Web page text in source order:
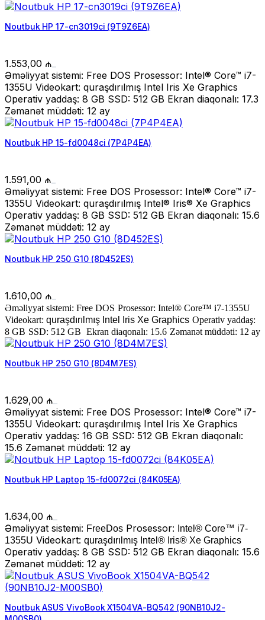
Noutbuk HP 17-cn3019ci (9T9Z6EA)
1.553,00 ₼
Əməliyyat sistemi: Free DOS Prosessor: Intel® Core™ i7-
1355U Videokart: quraşdırılmış Intel Iris Xe Graphics
Operativ yaddaş: 8 GB SSD: 512 GB Ekran diaqonalı: 17.3
Zəmanət müddəti: 12 ay
Noutbuk HP 15-fd0048ci (7P4P4EA)
1.591,00 ₼
Əməliyyat sistemi: Free DOS Prosessor: Intel® Core™ i7-
1355U Videokart: quraşdırılmış Intel® Iris® Xe Graphics
Operativ yaddaş: 8 GB SSD: 512 GB Ekran diaqonalı: 15.6
Zəmanət müddəti: 12 ay
Noutbuk HP 250 G10 (8D452ES)
1.610,00 ₼
Əməliyyat sistemi: Free DOS Prosessor: Intel® Core™ i7-1355U
Videokart: quraşdırılmış Intel Iris Xe Graphics Operativ yaddaş:
8 GB SSD: 512 GB Ekran diaqonalı: 15.6 Zəmanət müddəti: 12 ay
Noutbuk HP 250 G10 (8D4M7ES)
1.629,00 ₼
Əməliyyat sistemi: Free DOS Prosessor: Intel® Core™ i7-
1355U Videokart: quraşdırılmış Intel Iris Xe Graphics
Operativ yaddaş: 16 GB SSD: 512 GB Ekran diaqonalı:
15.6 Zəmanət müddəti: 12 ay
Noutbuk HP Laptop 15-fd0072ci (84K05EA)
1.634,00 ₼
Əməliyyat sistemi: FreeDos Prosessor:
Intel® Core™ i7-
1355U Videokart: quraşdırılmış Intel® Iris® Xe Graphics
Operativ yaddaş: 8 GB SSD: 512 GB Ekran diaqonalı: 15.6
Zəmanət müddəti: 12 ay
Noutbuk ASUS VivoBook X1504VA-BQ542 (90NB10J2-